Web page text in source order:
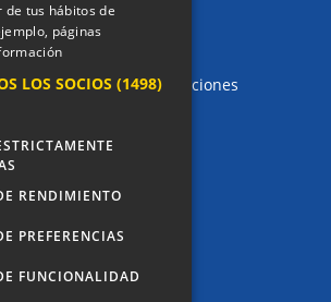
DE DENUNCIAS
Reclamaciones y Felicitaciones
CM
tus hábitos de
páginas
LOS SOCIOS (1498)
RENDIMIENTO
PREFERENCIAS
FUNCIONALIDAD